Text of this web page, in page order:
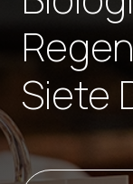
Siete